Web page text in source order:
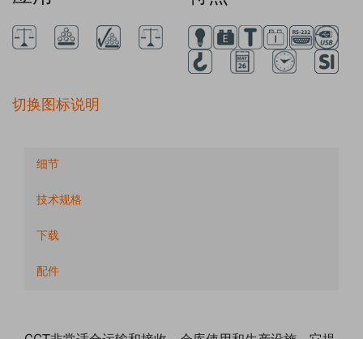
切换图标说明
细节
技术规格
下载
配件